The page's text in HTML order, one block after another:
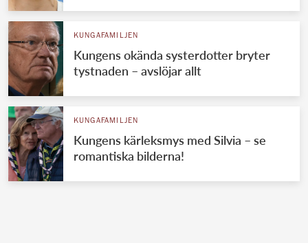
KUNGAFAMILJEN
Kungens okända systerdotter bryter
tystnaden – avslöjar allt
KUNGAFAMILJEN
Kungens kärleksmys med Silvia – se
romantiska bilderna!